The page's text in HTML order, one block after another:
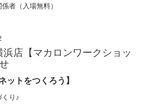
者（入場無料）
浜店【マカロンワークショッ
ットをつくろう】
り♪